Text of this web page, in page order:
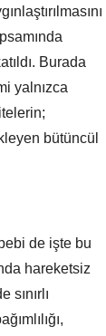
Burada
yalnızca
bütüncül
de işte bu
hareketsiz
sınırlı